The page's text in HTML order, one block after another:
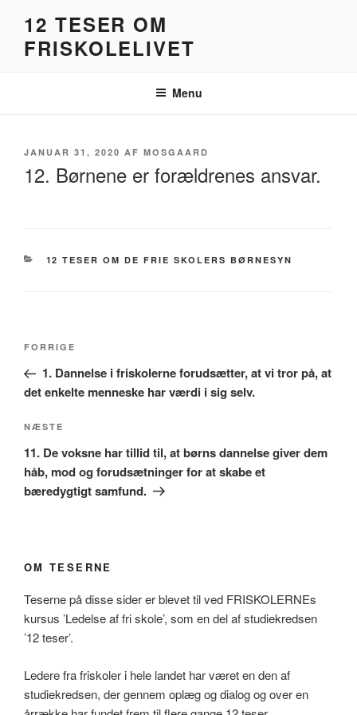
indhold
12 TESER OM
FRISKOLELIVET
Menu
UDGIVET
JANUAR 31, 2020 AF MOSGAARD
12. Børnene er forældrenes ansvar.
KATEGORIER
12 TESER OM DE FRIE SKOLERS BØRNESYN
Indlægsnavigation
Forrige
indlæg
FORRIGE
1. Dannelse i friskolerne forudsætter, at vi tror på, at
det enkelte menneske har værdi i sig selv.
Næste
indlæg
NÆSTE
11. De voksne har tillid til, at børns dannelse giver dem
håb, mod og forudsætninger for at skabe et
bæredygtigt samfund.
OM TESERNE
Teserne på disse sider er blevet til ved FRISKOLERNEs
kursus ’Ledelse af fri skole’, som en del af studiekredsen
’12 teser’.
Ledere fra friskoler i hele landet har været en den af
studiekredsen, der gennem oplæg og dialog og over en